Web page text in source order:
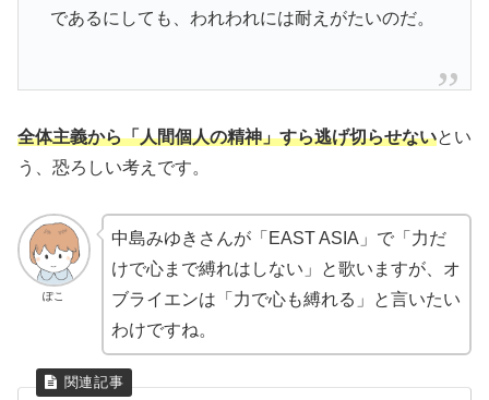
であるにしても、われわれには耐えがたいのだ。
全体主義から「人間個人の精神」すら逃げ切らせないとい
う、恐ろしい考えです。
ぽこ
中島みゆきさんが「EAST ASIA」で「力だ
けで心まで縛れはしない」と歌いますが、オ
ブライエンは「力で心も縛れる」と言いたい
わけですね。